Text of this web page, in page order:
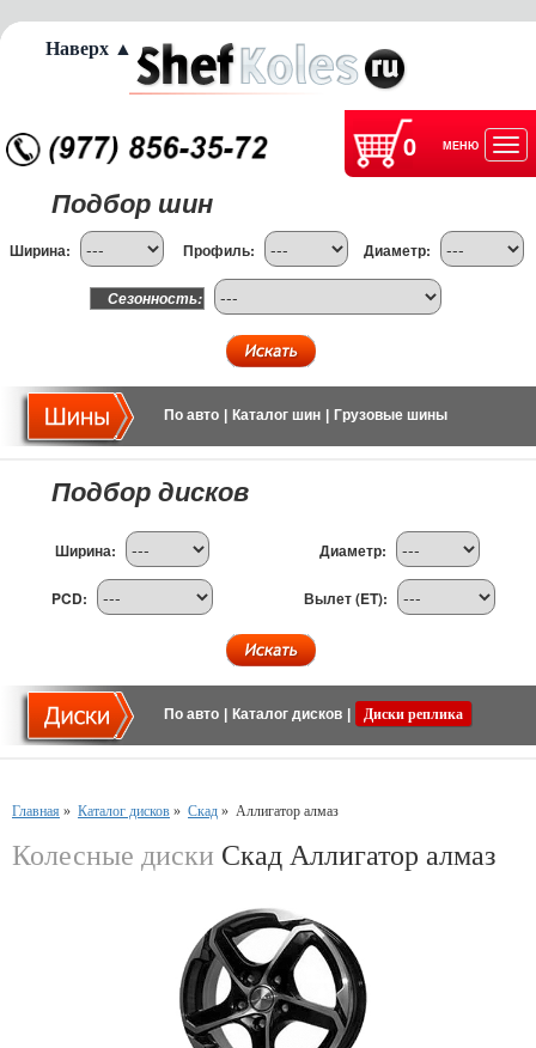
0 МЕНЮ
Подбор шин
Ширина: Профиль: Диаметр:
Сезонность:
По авто Каталог шин Грузовые шины
Подбор дисков
Ширина: Диаметр:
PCD: Вылет (ET):
По авто Каталог дисков Диски реплика
Главная » Каталог дисков » Скад » Аллигатор алмаз
Колесные диски Скад Аллигатор алмаз
Наверх ▲